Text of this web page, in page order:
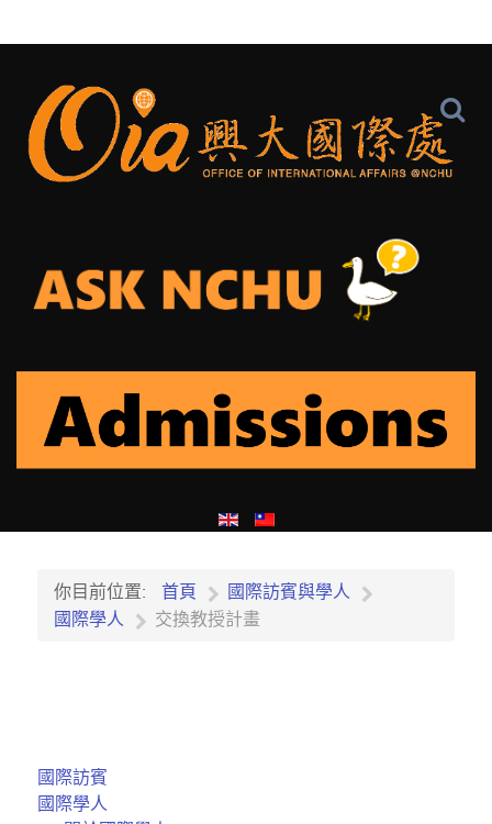
你目前位置: 首頁
國際訪賓與學人
國際學人
交換教授計畫
國際訪賓
國際學人